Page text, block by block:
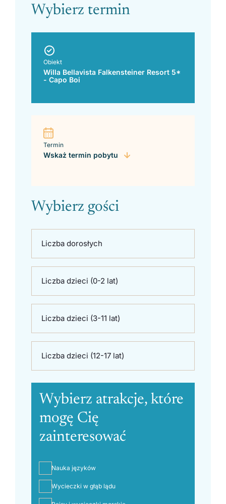
Wybierz termin
Obiekt
Willa Bellavista Falkensteiner Resort 5*
- Capo Boi
Termin
Wskaż termin pobytu
Wybierz gości
Liczba dorosłych
Liczba dzieci (0-2 lat)
Liczba dzieci (3-11 lat)
Liczba dzieci (12-17 lat)
Wybierz atrakcje, które
mogę Cię
zainteresować
Nauka języków
Wycieczki w głąb lądu